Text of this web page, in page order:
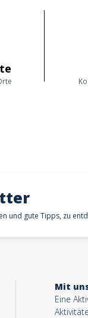
und gute Tipps, zu
Mit
Eine